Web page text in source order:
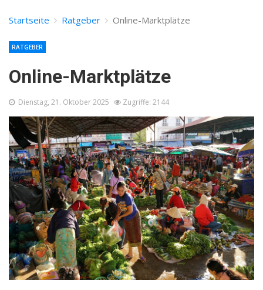
Startseite Ratgeber Online-Marktplätze
Online-Marktplätze
RATGEBER
Dienstag, 21. Oktober 2025 Zugriffe: 2144